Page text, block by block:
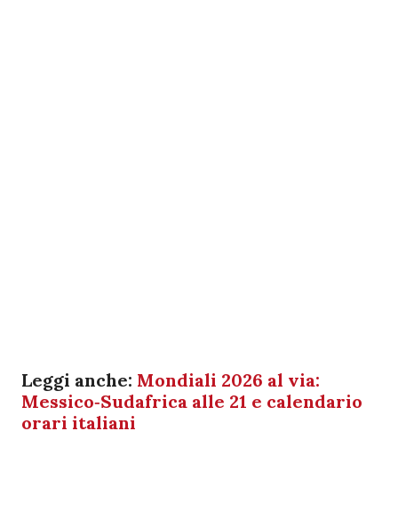
Leggi anche: Mondiali 2026 al via:
Messico‑Sudafrica alle 21 e calendario
orari italiani